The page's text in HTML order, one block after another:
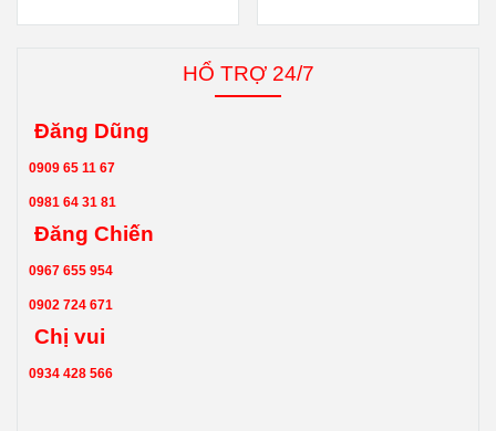
HỔ TRỢ 24/7
Đăng Dũng
0909 65 11 67
0981 64 31 81
Đăng Chiến
0967 655 954
0902 724 671
Chị vui
0934 428 566